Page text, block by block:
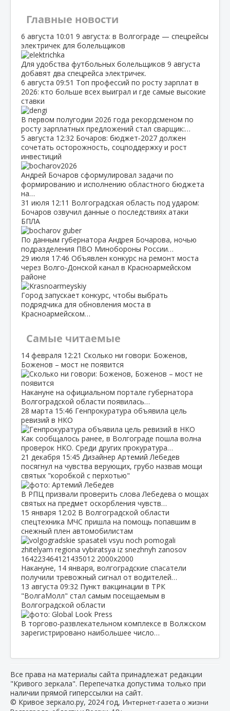
Главные новости
6 августа 10:01 9 августа: в Волгограде — спецрейсы
электричек для болельщиков
Для удобства футбольных болельщиков 9 августа
добавят два спецрейса электричек.
6 августа 09:51 Топ профессий по росту зарплат в
2026: кто больше всех выиграл и где самые высокие
ставки
В первом полугодии 2026 года рекордсменом по
росту зарплатных предложений стал сварщик:…
5 августа 12:32 Бочаров: бюджет‑2027 должен
сочетать осторожность, соцподдержку и рост
инвестиций
Андрей Бочаров сформулировал задачи по
формированию и исполнению областного бюджета
на…
31 июля 12:11 Волгоградская область под ударом:
Бочаров озвучил данные о последствиях атаки
БПЛА
По данным губернатора Андрея Бочарова, ночью
подразделения ПВО Минобороны России…
29 июля 17:46 Объявлен конкурс на ремонт моста
через Волго‑Донской канал в Красноармейском
районе
Город запускает конкурс, чтобы выбрать
подрядчика для обновления моста в
Красноармейском…
Самые читаемые
14 февраля 12:21 Сколько ни говори: Боженов,
Боженов – мост не появится
Накануне на официальном портале губернатора
Волгоградской области появилась…
28 марта 15:46 Генпрокуратура объявила цель
ревизий в НКО
Как сообщалось ранее, в Волгограде пошла волна
проверок НКО. Среди других прокуратура…
21 декабря 15:45 Дизайнер Артемий Лебедев
посягнул на чувства верующих, грубо назвав мощи
святых "коробкой с перхотью"
В РПЦ призвали проверить слова Лебедева о мощах
святых на предмет оскорбления чувств…
15 января 12:02 В Волгоградской области
спецтехника МЧС пришла на помощь попавшим в
снежный плен автомобилистам
Накануне, 14 января, волгоградские спасатели
получили тревожный сигнал от водителей…
13 августа 09:32 Пункт вакцинации в ТРК
"ВолгаМолл" стал самым посещаемым в
Волгоградской области
В торгово-развлекательном комплексе в Волжском
зарегистрировано наибольшее число…
Все права на материалы сайта принадлежат редакции
"Кривого зеркала". Перепечатка допустима только при
наличии прямой гиперссылки на сайт.
© Кривое зеркало.ру, 2024 год, Интернет-газета о жизни